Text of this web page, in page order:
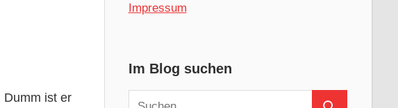
Dumm ist er
Impressum
Im Blog suchen
Suchen